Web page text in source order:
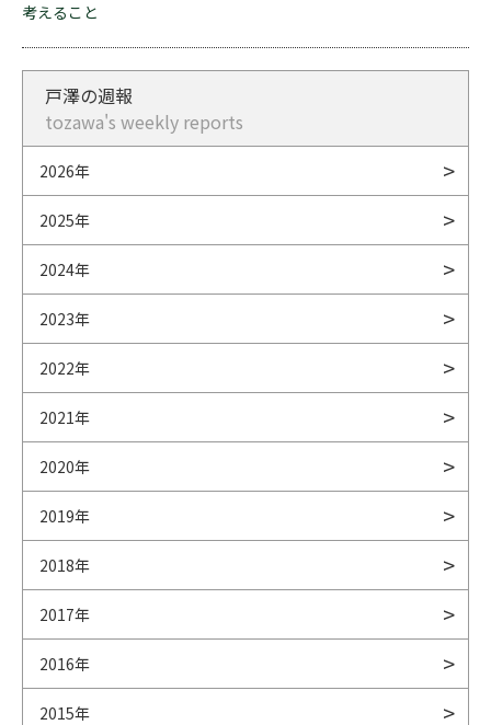
考えること
戸澤の週報
tozawa's weekly reports
2026年
2025年
2024年
2023年
2022年
2021年
2020年
2019年
2018年
2017年
2016年
2015年